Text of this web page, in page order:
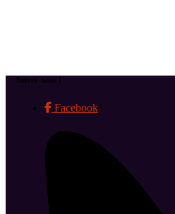
Suivez-nous !
Facebook